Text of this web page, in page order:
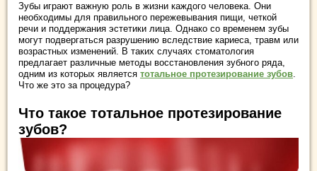
Зубы играют важную роль в жизни каждого человека. Они
необходимы для правильного пережевывания пищи, четкой
речи и поддержания эстетики лица. Однако со временем зубы
могут подвергаться разрушению вследствие кариеса, травм или
возрастных изменений. В таких случаях стоматология
предлагает различные методы восстановления зубного ряда,
одним из которых является тотальное протезирование зубов.
Что же это за процедура?
Что такое тотальное протезирование
зубов?